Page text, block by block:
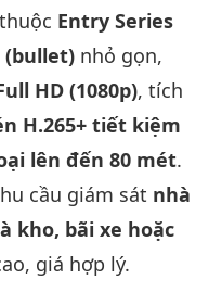
thuộc Entry Series
nhỏ gọn,
HD (1080p), tích
H.265+ tiết kiệm
lên đến 80 mét.
cầu giám sát nhà
kho, bãi xe hoặc
giá hợp lý.